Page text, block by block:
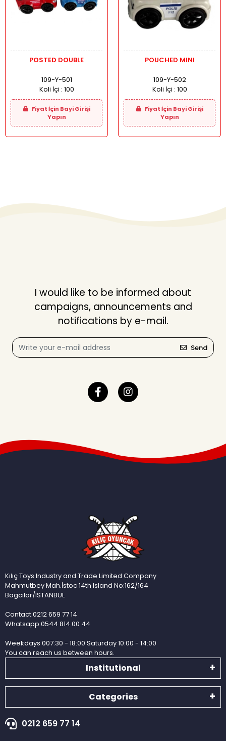
POSTED DOUBLE
109-Y-501
Koli İçi : 100
Fiyat İçin Bayi Girişi
Yapın
POUCHED MINI
109-Y-502
Koli İçi : 100
Fiyat İçin Bayi Girişi
Yapın
I would like to be informed about
campaigns, announcements and
notifications by e-mail.
Send
Kılıç Toys Industry and Trade Limited Company
Mahmutbey Mah.İstoc 14th Island No:162/164
Bagcilar/ISTANBUL
Contact.0212 659 77 14
Whatsapp.0544 814 00 44
Weekdays 007:30 - 18:00 Saturday 10:00 - 14:00
You can reach us between hours.
Institutional
Categories
0212 659 77 14